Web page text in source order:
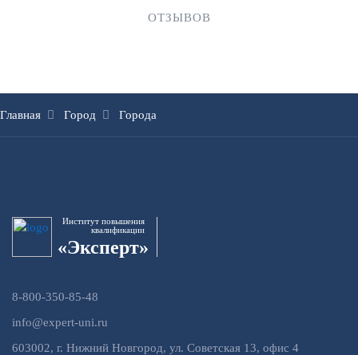
ОТЗЫВОВ
Главная Город Города
Институт повышения
квалификации
«Эксперт»
8-800-350-85-48
info@expert-uni.ru
603002, г. Нижний Новгород, ул. Советская 13, офис 4